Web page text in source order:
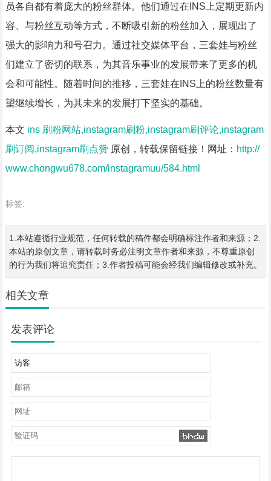
员各自都有着庞大的粉丝群体。他们通过在INS上定期更新内
容、与粉丝互动等方式，不断吸引新的粉丝加入，展现出了
强大的影响力和号召力。通过社交媒体平台，三套娃与粉丝
们建立了密切的联系，为其音乐事业的发展带来了更多的机
会和可能性。随着时间的推移，三套娃在INS上的粉丝数量有
望继续增长，为其未来的发展打下坚实的基础。
本文 ins 刷粉网站,instagram刷粉,instagram刷评论,instagram
刷订阅,instagram刷点赞原创，转载保留链接！网址： http://
www.chongwu678.com/instagramuu/584.html
标签:
1.本站遵循行业规范，任何转载的稿件都会明确标注作者和来源；2.
本站的原创文章，请转载时务必注明文章作者和来源，不尊重原创
的行为我们将追究责任；3.作者投稿可能会经我们编辑修改或补充。
相关文章
发表评论